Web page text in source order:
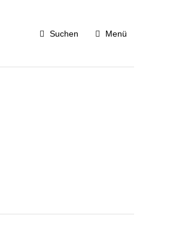
Suchen Menü